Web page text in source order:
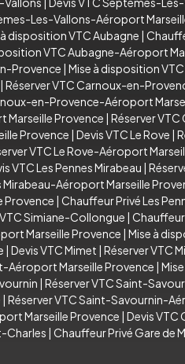
Les-Vallons-Aéroport
disposition VTC Aubagne |
VTC Aubagne-Aéroport
Provence | Mise à disposition
| Réserver VTC Carnoux-en-
en-Provence-Aéroport
Marseille Provence | Réserver
Provence | Devis VTC Le Rove |
VTC Le Rove-Aéroport
VTC Les Pennes Mirabeau |
Mirabeau-Aéroport Marseille
Provence | Chauffeur Privé Les
Simiane-Collongue |
Marseille Provence | Mise à
| Devis VTC Mimet | Réserver VTC
Aéroport Marseille Provence |
| Réserver VTC Saint-
| Réserver VTC Saint-Savournin-
Marseille Provence | Devis VTC
Charles | Chauffeur Privé Gare de